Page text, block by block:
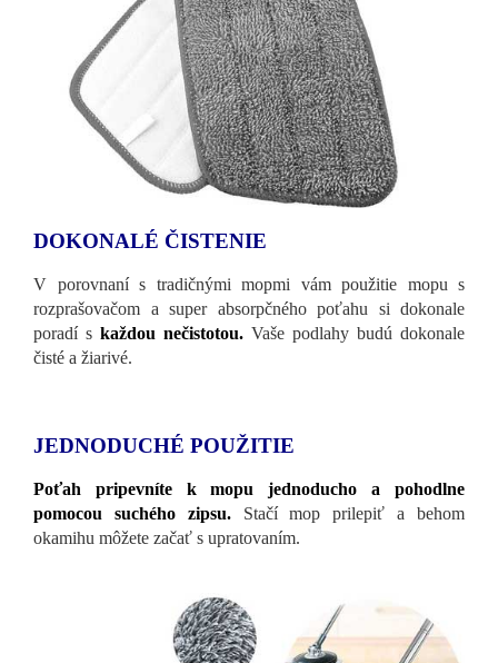
DOKONALÉ ČISTENIE
V porovnaní s tradičnými mopmi vám použitie mopu s
rozprašovačom a super absorpčného poťahu si dokonale
poradí s každou nečistotou. Vaše podlahy budú dokonale
čisté a žiarivé.
JEDNODUCHÉ POUŽITIE
Poťah pripevníte k mopu jednoducho a pohodlne
pomocou suchého zipsu.
Stačí mop prilepiť a behom
okamihu môžete začať s upratovaním.